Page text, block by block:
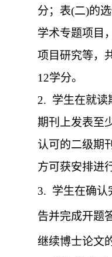
分；表(二)的
学术专题项目
项目研究等，
12学分。
2. 学生在就读
期刊上发表至
认可的二级期
方可获安排进
3. 学生在确认
告并完成开题
继续博士论文